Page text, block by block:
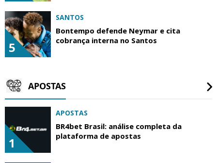
5
SANTOS
Bontempo defende Neymar e cita
cobrança interna no Santos
APOSTAS
1
APOSTAS
BR4bet Brasil: análise completa da
plataforma de apostas